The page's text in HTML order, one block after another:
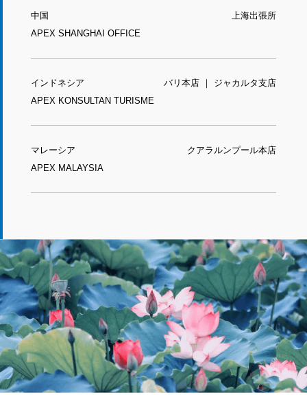
中国
APEX SHANGHAI OFFICE
上海出張所
インドネシア
APEX KONSULTAN TURISME
バリ本店 ｜ ジャカルタ支店
マレーシア
APEX MALAYSIA
クアラルンプール本店